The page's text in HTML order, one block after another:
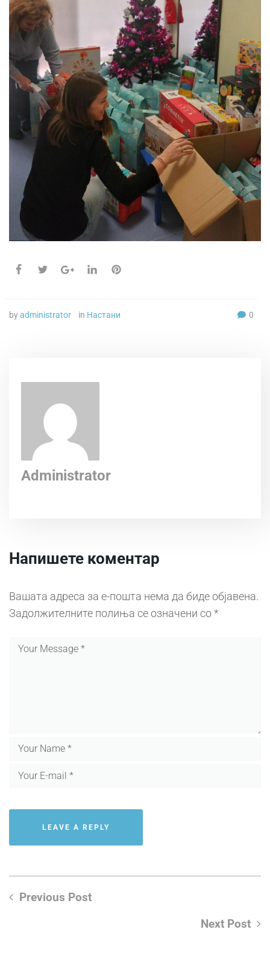
byadministrator in Настани 0
Administrator
Напишете коментар
Вашата адреса за е-пошта нема да биде објавена.
Задолжителните полиња се означени со*
Previous Post
Next Post